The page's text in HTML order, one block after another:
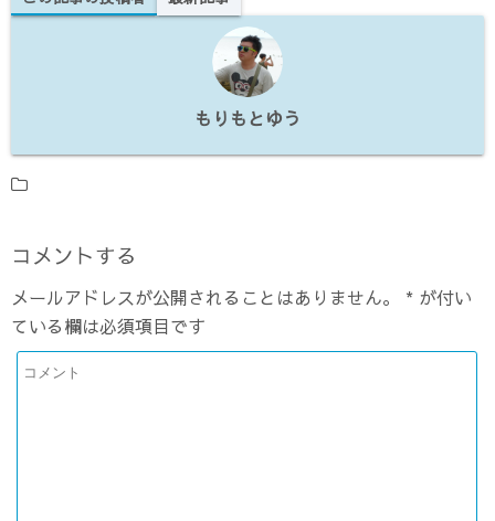
te e
k
e
dI
gr
a
m
もりもとゆう
コメントする
メールアドレスが公開されることはありません。 * が付い
ている欄は必須項目です